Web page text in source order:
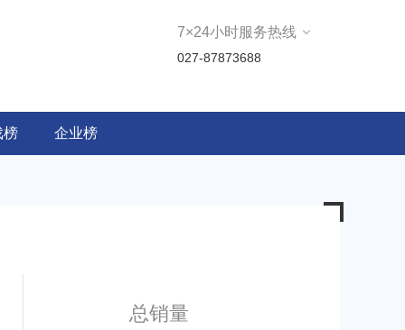
7×24小时服务热线
027-87873688
榜 企业榜
总销量